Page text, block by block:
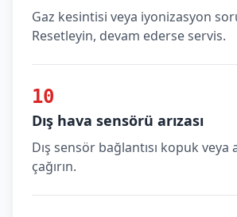
Gaz kesintisi veya iyonizasyon
Resetleyin, devam ederse servis.
10
Dış hava sensörü arızası
Dış sensör bağlantısı kopuk veya
çağırın.